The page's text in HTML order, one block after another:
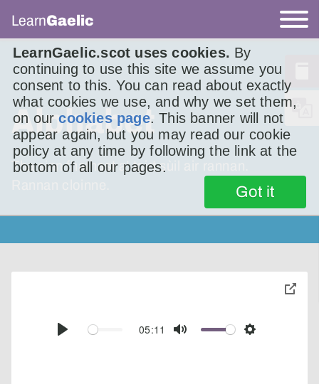
LearnGaelic.scot uses cookies. By
continuing to use this site we assume you
consent to this. You can read about exactly
what cookies we use, and why we set them,
on ourcookies page. This banner will not
appear again, but you may read our cookie
policy at any time by following the link at the
bottom of all our pages.
Got it
LearnGaelic
Alphabet
Tha sinn fhathast a’ toirt sùil air rannan.
Play
05:11
Mute Settings
toggle